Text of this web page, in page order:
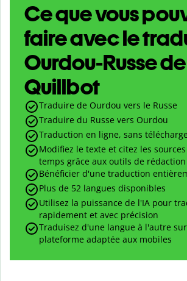
Ce que vous
faire avec le
Ourdou-Russe de
Quillbot
Traduire de Ourdou vers le Russe
Traduire du Russe vers Ourdou
Traduction en ligne, sans
Modifiez le texte et citez les
temps grâce aux outils de
Bénéficier d'une traduction
Plus de 52 langues disponibles
Utilisez la puissance de l'IA pour
rapidement et avec précision
Traduisez d'une langue à l'autre
plateforme adaptée aux mobiles